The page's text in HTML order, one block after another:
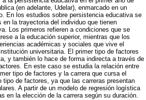
(en adelante, Udelar), enmarcado en un
En los estudios sobre persistencia educativa se
la trayectoria del individuo que tienen
Los primeros refieren a condiciones que se
a la educación superior, mientras que los
académicas y sociales que vive el
universitaria. El primer tipo de factores
y también lo hace de forma indirecta a través de
En este caso se estudia la relación entre
tipo de factores y la carrera que cursa el
tipo de factores, ya que las carreras presentan
A partir de un modelo de regresión logística
en la elección de la carrera según su duración.